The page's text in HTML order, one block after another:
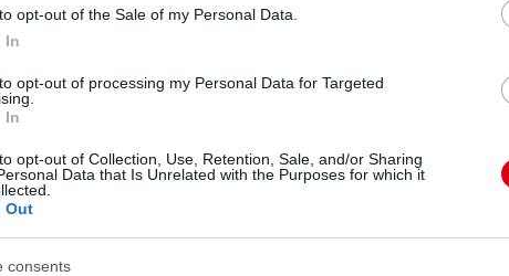
opt-out of the Sale of my Personal Data.
In
opt-out of processing my Personal Data for Targeted
In
opt-out of Collection, Use, Retention, Sale, and/or Sharing
Data that Is Unrelated with the Purposes for which it
Out
consents